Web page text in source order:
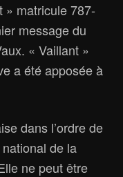
» matricule 787-
message du
« Vaillant »
a été apposée à
dans l’ordre de
de la
ne peut être